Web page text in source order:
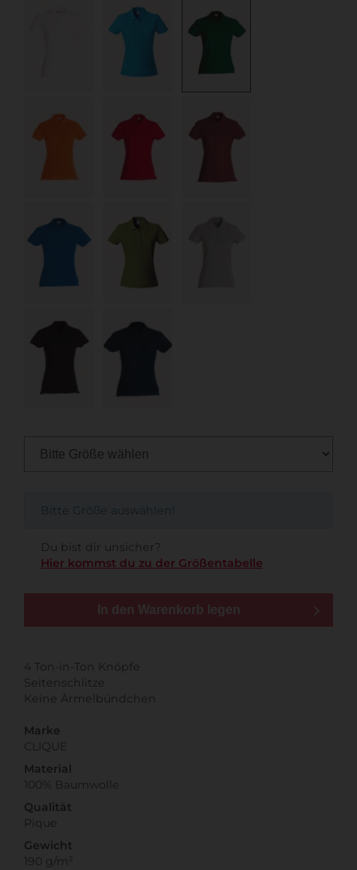
Bitte Größe auswählen!
Du bist dir unsicher?
Hier kommst du zu der Größentabelle
In den Warenkorb legen
4 Ton-in-Ton Knöpfe
Seitenschlitze
Keine Ärmelbündchen
Marke
CLIQUE
Material
100% Baumwolle
Qualität
Pique
Gewicht
190 g/m²